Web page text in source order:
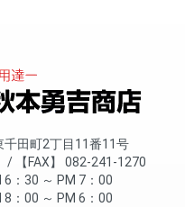
千田町2丁目11番11号
FAX
082-241-1270
6：30 ～ PM 7：00
8：00 ～ PM 6：00